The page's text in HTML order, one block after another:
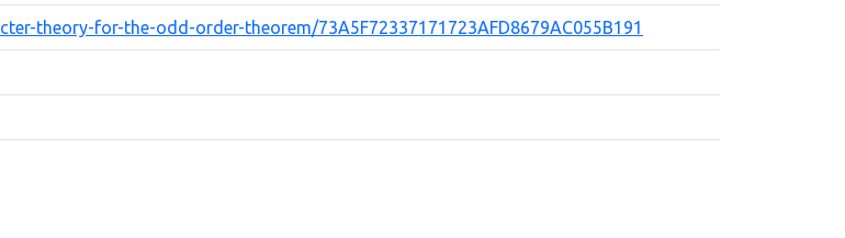
theory-for-the-odd-order-theorem/73A5F72337171723AFD8679AC055B191